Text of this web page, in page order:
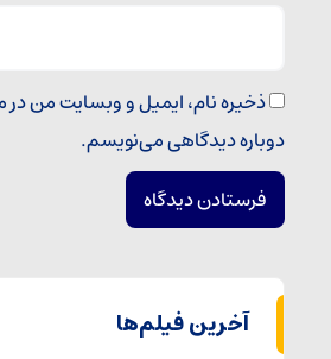
ذخیره نام، ایمیل و وبسایت من در
دوباره دیدگاهی می‌نویسم.
آخرین فیلم‌ها